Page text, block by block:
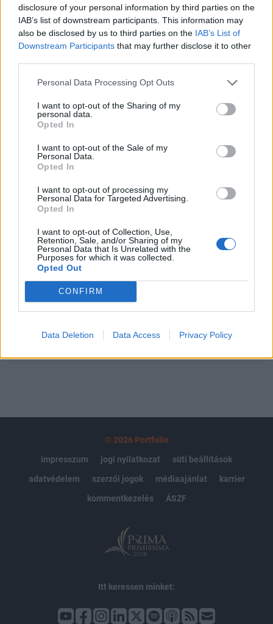
disclosure of your personal information by third parties on the
IAB’s list of downstream participants. This information may
also be disclosed by us to third parties on the IAB’s List of
Downstream Participants that may further disclose it to other
Personal Data Processing Opt Outs
I want to opt-out of the Sharing of my
personal data.
Opted In
I want to opt-out of the Sale of my
Personal Data.
Opted In
I want to opt-out of processing my
Personal Data for Targeted Advertising.
Opted In
I want to opt-out of Collection, Use,
Retention, Sale, and/or Sharing of my
Personal Data that Is Unrelated with the
Purposes for which it was collected.
Opted Out
CONFIRM
Data Deletion Data Access Privacy Policy
vagyonadó részletei is terítékre kerülnek a
kormányülésen - árulta el a kormányfő.
2026. május 13. 20:15 Megosztás Fog még felszabadulni
stratégiai tartalék Az üzemanyagpiaccal kapcsolatos
újságírói kérdésekre válaszolva a miniszterelnök
egy miniszteri rendelet, a gazdasági...
KEDVES OLVASÓNK!
A keresett cikk a portfolio.hu hírarchívumához
tartozik, melynek olvasása előfizetéses
regisztrációhoz kötött.
Portfolio.hu teljes cikkarchívum
Kötéslisták: BÉT elmúlt 2 év napon belüli
kötéslistái
Előfizetés
© 2026 Portfolio
impresszum
jogi nyilatkozat
süti beállítások
adatvédelem
szerzői jogok médiaajánlat
karrier
kommentkezelés
ÁSZF
Itt keressen minket: